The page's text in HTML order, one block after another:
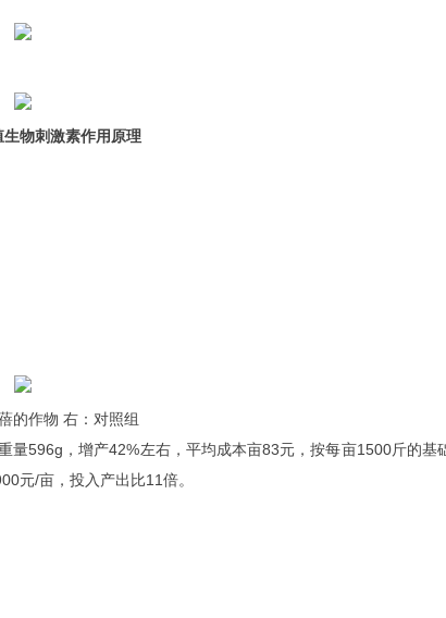
物刺激素作用原理
的作物 右：对照组
量596g，增产42%左右，平均成本亩83元，按每亩1500斤的基
元/亩，投入产出比11倍。